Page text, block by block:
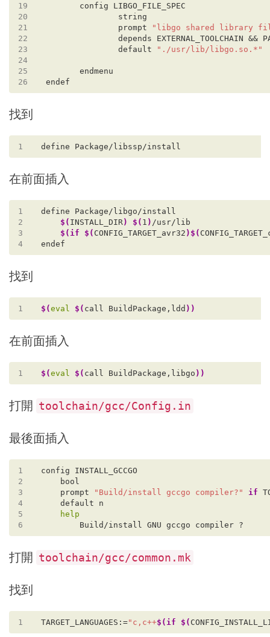
19
20
21
22
23
24
25
26
               prompt
"libgo shared library
               default
"./usr/lib/libgo.so.*"
找到
1
在前面插入
1
2
3
4
$( INSTALL_DIR ) $( 1 )
$(if
$( CONFIG_TARGET_avr32 )$(
找到
1 $(eval $( call BuildPackage,ldd ))
在前面插入
1 $(eval $( call BuildPackage,libgo ))
打開 toolchain/gcc/Config.in
最後面插入
1
2
3
4
5
6
    prompt
"Build/install gccgo compiler?"
if
help
打開 toolchain/gcc/common.mk
找到
1 TARGET_LANGUAGES:="c,c++$(if $(